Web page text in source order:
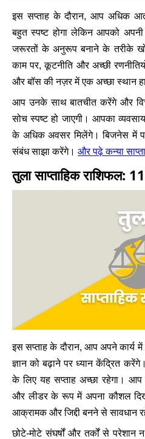
इस सप्ताह के दौरान, आप अधिक
बहुत स्पष्ट होगा लेकिन आपको
जरूरतों के अनुरूप बनाने के तरीके
काम पर, कूटनीति और अच्छी
और बॉस की नज़र में एक अच्छा स्थान
आप उनके साथ बातचीत करेंगे और
सोच स्पष्ट हो जाएगी। आपका
के अधिक अवसर मिलेंगे। बिजनेस में
संबंध साझा करेंगे। और पढ़े कन्या
तुला साप्ताहिक राशिफल:
इस सप्ताह के दौरान, आप अपने कार्य
ज्ञान को बढ़ाने पर ध्यान केंद्रित
के लिए यह सप्ताह अच्छा रहेगा।
और लीडर के रूप में अपना कौशल
आक्रामक और जिद्दी बनने से सावधान
छोटे-मोटे संघर्षों और तर्कों से